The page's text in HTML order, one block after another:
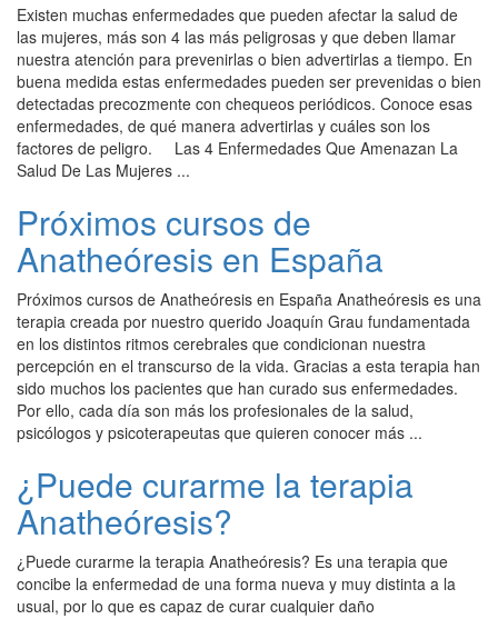
Existen muchas enfermedades que pueden afectar la salud de
las mujeres, más son 4 las más peligrosas y que deben llamar
nuestra atención para prevenirlas o bien advertirlas a tiempo. En
buena medida estas enfermedades pueden ser prevenidas o bien
detectadas precozmente con chequeos periódicos. Conoce esas
enfermedades, de qué manera advertirlas y cuáles son los
factores de peligro. Las 4 Enfermedades Que Amenazan La
Salud De Las Mujeres ...
Próximos cursos de
Anatheóresis en España
Próximos cursos de Anatheóresis en España Anatheóresis es una
terapia creada por nuestro querido Joaquín Grau fundamentada
en los distintos ritmos cerebrales que condicionan nuestra
percepción en el transcurso de la vida. Gracias a esta terapia han
sido muchos los pacientes que han curado sus enfermedades.
Por ello, cada día son más los profesionales de la salud,
psicólogos y psicoterapeutas que quieren conocer más ...
¿Puede curarme la terapia
Anatheóresis?
¿Puede curarme la terapia Anatheóresis? Es una terapia que
concibe la enfermedad de una forma nueva y muy distinta a la
usual, por lo que es capaz de curar cualquier daño